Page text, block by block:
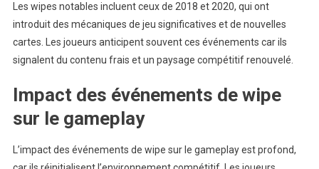
Les wipes notables incluent ceux de 2018 et 2020, qui ont
introduit des mécaniques de jeu significatives et de nouvelles
cartes. Les joueurs anticipent souvent ces événements car ils
signalent du contenu frais et un paysage compétitif renouvelé.
Impact des événements de wipe
sur le gameplay
L’impact des événements de wipe sur le gameplay est profond,